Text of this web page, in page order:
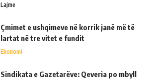
Lajme
Çmimet e ushqimeve në korrik janë më të
lartat në tre vitet e fundit
Ekonomi
Sindikata e Gazetarëve: Qeveria po mbyll